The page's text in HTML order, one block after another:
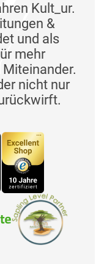
Kult_ur.
&
und als
mehr
nicht nur